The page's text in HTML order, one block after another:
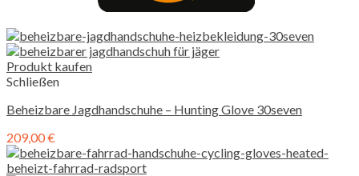
Produkt kaufen
Schließen
Beheizbare Jagdhandschuhe – Hunting Glove 30seven
209,00€